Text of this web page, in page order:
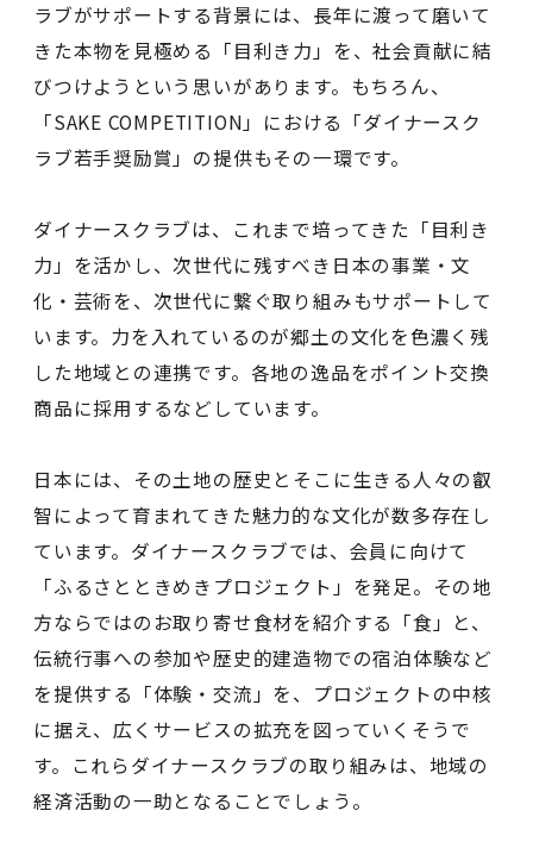
ラブがサポートする背景には、長年に渡って磨いて
きた本物を見極める「目利き力」を、社会貢献に結
びつけようという思いがあります。もちろん、
「SAKE COMPETITION」における「ダイナースク
ラブ若手奨励賞」の提供もその一環です。
ダイナースクラブは、これまで培ってきた「目利き
力」を活かし、次世代に残すべき日本の事業・文
化・芸術を、次世代に繋ぐ取り組みもサポートして
います。力を入れているのが郷土の文化を色濃く残
した地域との連携です。各地の逸品をポイント交換
商品に採用するなどしています。
日本には、その土地の歴史とそこに生きる人々の叡
智によって育まれてきた魅力的な文化が数多存在し
ています。ダイナースクラブでは、会員に向けて
「ふるさとときめきプロジェクト」を発足。その地
方ならではのお取り寄せ食材を紹介する「食」と、
伝統行事への参加や歴史的建造物での宿泊体験など
を提供する「体験・交流」を、プロジェクトの中核
に据え、広くサービスの拡充を図っていくそうで
す。これらダイナースクラブの取り組みは、地域の
経済活動の一助となることでしょう。